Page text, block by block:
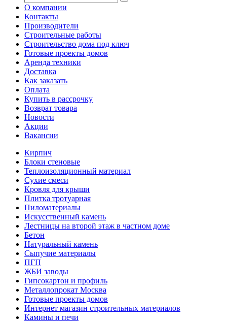
О компании
Контакты
Производители
Строительные работы
Строительство дома под ключ
Готовые проекты домов
Аренда техники
Доставка
Как заказать
Оплата
Купить в рассрочку
Возврат товара
Новости
Акции
Вакансии
Кирпич
Блоки стеновые
Теплоизоляционный материал
Сухие смеси
Кровля для крыши
Плитка тротуарная
Пиломатериалы
Искусственный камень
Лестницы на второй этаж в частном доме
Бетон
Натуральный камень
Сыпучие материалы
ПГП
ЖБИ заводы
Гипсокартон и профиль
Металлопрокат Москва
Готовые проекты домов
Интернет магазин строительных материалов
Камины и печи